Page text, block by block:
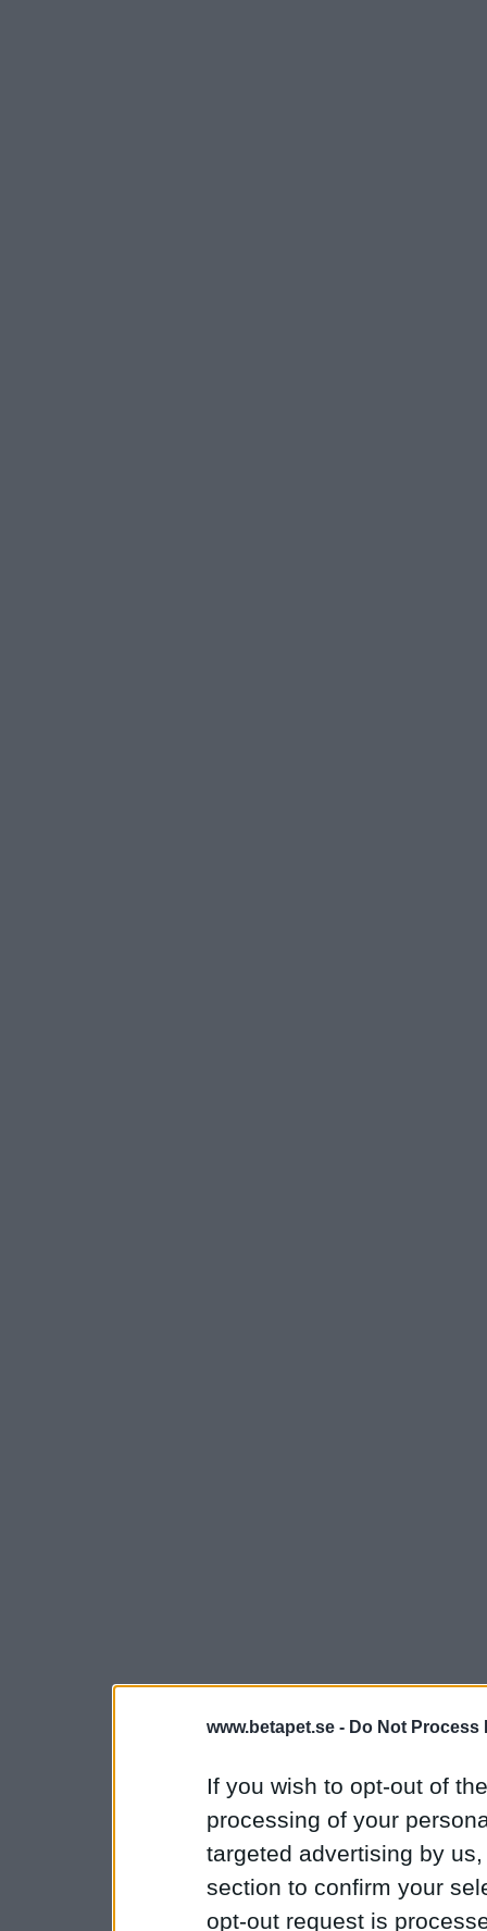
www.betapet.se - Do Not Process
If you wish to opt-out of
processing of your
targeted advertising by
section to confirm your
opt-out request is